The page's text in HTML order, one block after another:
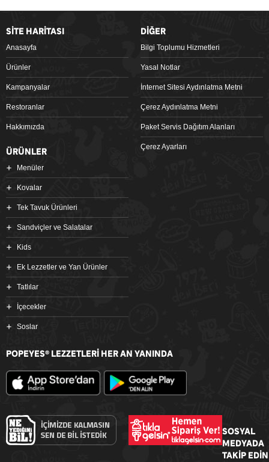
SİTE HARİTASI
Anasayfa
Ürünler
Kampanyalar
Restoranlar
Hakkımızda
DİĞER
Bilgi Toplumu Hizmetleri
Yasal Notlar
İnternet Sitesi Aydınlatma Metni
Çerez Aydınlatma Metni
Paket Servis Dağıtım Alanları
Çerez Ayarları
ÜRÜNLER
Menüler
Kovalar
Tek Tavuk Ürünleri
Sandviçler ve Salatalar
Kids
Ek Lezzetler ve Yan Ürünler
Tatlılar
İçecekler
Soslar
POPEYES® LEZZETLERİ HER AN YANINDA
SOSYAL
MEDYADA
TAKİP EDİN